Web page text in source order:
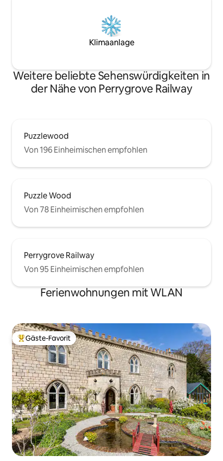
Klimaanlage
Weitere beliebte Sehenswürdigkeiten in
der Nähe von Perrygrove Railway
Puzzlewood
Von 196 Einheimischen empfohlen
Puzzle Wood
Von 78 Einheimischen empfohlen
Perrygrove Railway
Von 95 Einheimischen empfohlen
Ferienwohnungen mit WLAN
Beliebter Gäste-Favorit.
Gäste-Favorit